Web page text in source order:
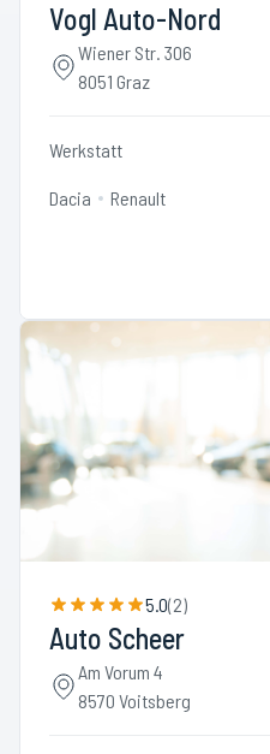
Vogl Auto-Nord
Wiener Str. 306
8051 Graz
Werkstatt
Dacia Renault
5.0(2)
Auto Scheer
Am Vorum 4
8570 Voitsberg